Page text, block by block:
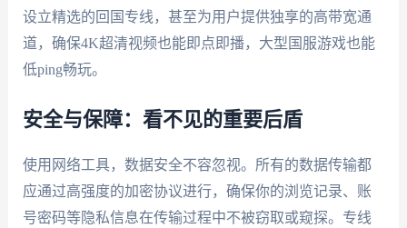
设立精选的回国专线，甚至为用户提供独享的高带宽通
道，确保4K超清视频也能即点即播，大型国服游戏也能
低ping畅玩。
安全与保障：看不见的重要后盾
使用网络工具，数据安全不容忽视。所有的数据传输都
应通过高强度的加密协议进行，确保你的浏览记录、账
号密码等隐私信息在传输过程中不被窃取或窥探。专线